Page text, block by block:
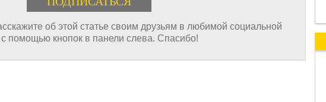
об этой статье своим друзьям в любимой социальной
с помощью кнопок в панели слева. Спасибо!